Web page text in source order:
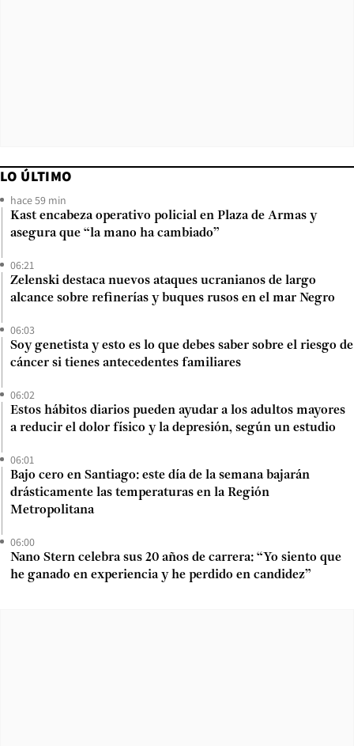
LO ÚLTIMO
hace 59 min
Kast encabeza operativo policial en Plaza de Armas y
asegura que “la mano ha cambiado”
06:21
Zelenski destaca nuevos ataques ucranianos de largo
alcance sobre refinerías y buques rusos en el mar Negro
06:03
Soy genetista y esto es lo que debes saber sobre el riesgo de
cáncer si tienes antecedentes familiares
06:02
Estos hábitos diarios pueden ayudar a los adultos mayores
a reducir el dolor físico y la depresión, según un estudio
06:01
Bajo cero en Santiago: este día de la semana bajarán
drásticamente las temperaturas en la Región
Metropolitana
06:00
Nano Stern celebra sus 20 años de carrera: “Yo siento que
he ganado en experiencia y he perdido en candidez”